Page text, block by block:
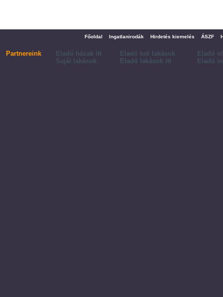
Főoldal Ingatlanirodák Hirdetés kiemelés ÁSZF
Partnereink Eladó házak itt Eladó tuti lakások
Eladó
Saját lakások
Eladó lakások itt Eladó